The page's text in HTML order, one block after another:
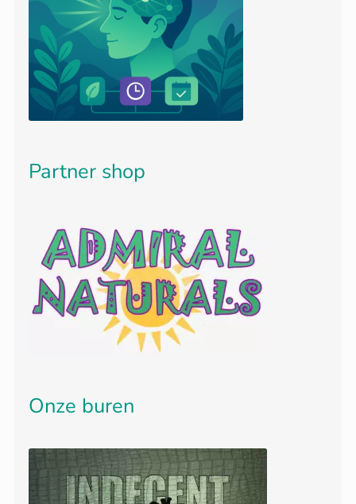
Partner shop
Onze buren